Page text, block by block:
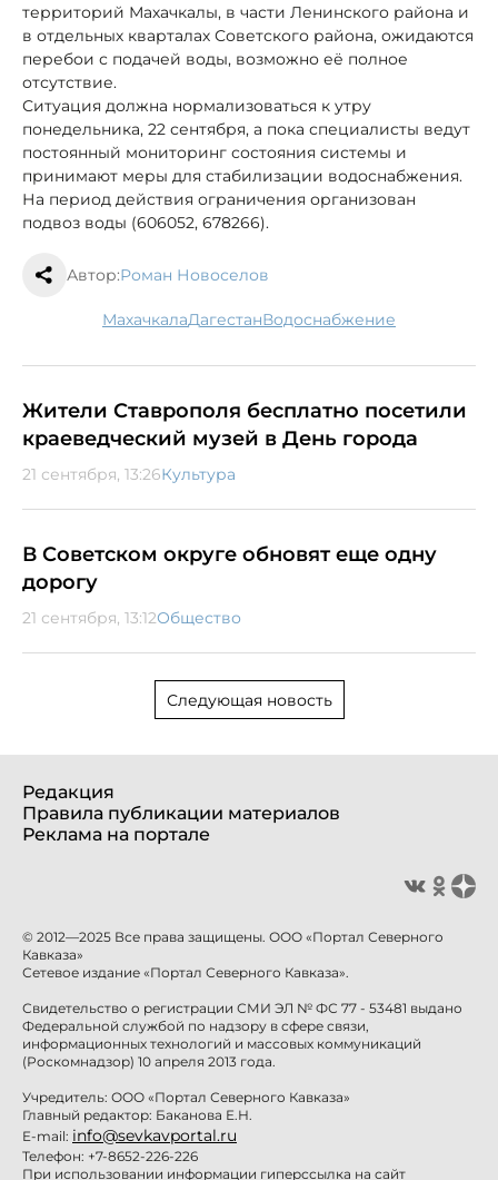
территорий Махачкалы, в части Ленинского района и
в отдельных кварталах Советского района, ожидаются
перебои с подачей воды, возможно её полное
отсутствие.
Ситуация должна нормализоваться к утру
понедельника, 22 сентября, а пока специалисты ведут
постоянный мониторинг состояния системы и
принимают меры для стабилизации водоснабжения.
На период действия ограничения организован
подвоз воды (606052, 678266).
Автор:Роман Новоселов
Махачкала Дагестан водоснабжение
Жители Ставрополя бесплатно посетили
краеведческий музей в День города
21 сентября, 13:26Культура
В Советском округе обновят еще одну
дорогу
21 сентября, 13:12Общество
Следующая новость
Редакция
Правила публикации материалов
Реклама на портале
© 2012—2025 Все права защищены. ООО «Портал Северного
Кавказа»
Сетевое издание «Портал Северного Кавказа».
Свидетельство о регистрации СМИ ЭЛ № ФС 77 - 53481 выдано
Федеральной службой по надзору в сфере связи,
информационных технологий и массовых коммуникаций
(Роскомнадзор) 10 апреля 2013 года.
Учредитель: ООО «Портал Северного Кавказа»
Главный редактор: Баканова Е.Н.
E-mail: info@sevkavportal.ru
Телефон: +7-8652-226-226
При использовании информации гиперссылка на сайт